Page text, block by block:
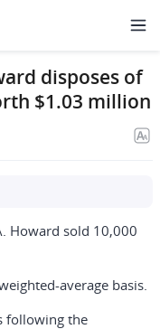
disposes of
$1.03 million
Howard sold 10,000
average basis.
following the